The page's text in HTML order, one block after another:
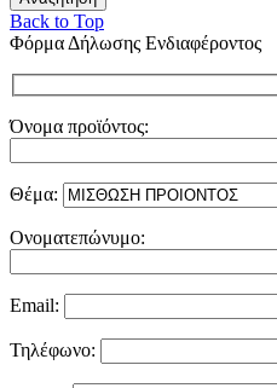
Back to Top
Φόρμα Δήλωσης Ενδιαφέροντος
Όνομα προϊόντος:
Θέμα:
Ονοματεπώνυμο:
Email:
Τηλέφωνο: